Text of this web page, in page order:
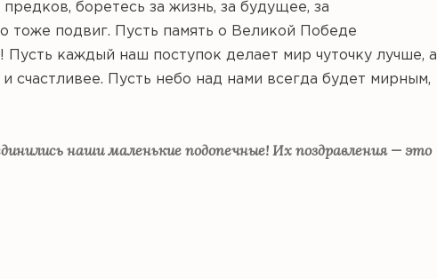
боретесь за жизнь, за будущее, за
подвиг. Пусть память о Великой Победе
каждый наш поступок делает мир чуточку лучше, а
счастливее. Пусть небо над нами всегда будет мирным,
наши маленькие подопечные! Их поздравления — это